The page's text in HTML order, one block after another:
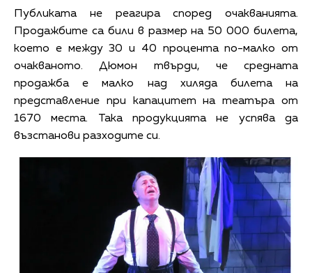
Публиката не реагира според очакванията.
Продажбите са били в размер на 50 000 билета,
което е между 30 и 40 процента по-малко от
очакваното. Дюмон твърди, че средната
продажба е малко над хиляда билета на
представление при капацитет на театъра от
1670 места. Така продукцията не успява да
възстанови разходите си.